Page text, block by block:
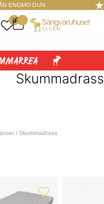
ENGMO DUN
.
0
. ..
Skummadrass
/ Skummadrass